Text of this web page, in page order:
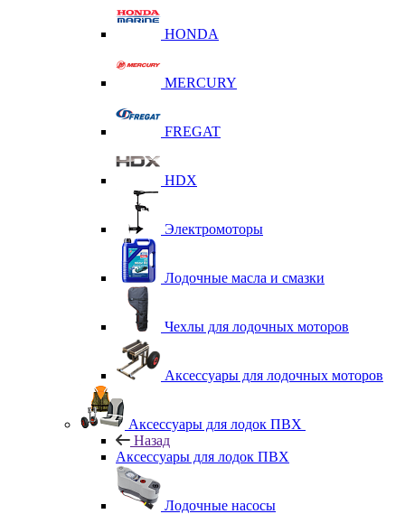
HONDA
MERCURY
FREGAT
HDX
Электромоторы
Лодочные масла и смазки
Чехлы для лодочных моторов
Аксессуары для лодочных моторов
Аксессуары для лодок ПВХ
Назад
Аксессуары для лодок ПВХ
Лодочные насосы